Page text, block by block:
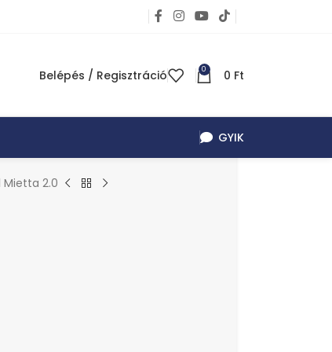
Belépés / Regisztráció 0 0 Ft
GYIK
Mietta 2.0